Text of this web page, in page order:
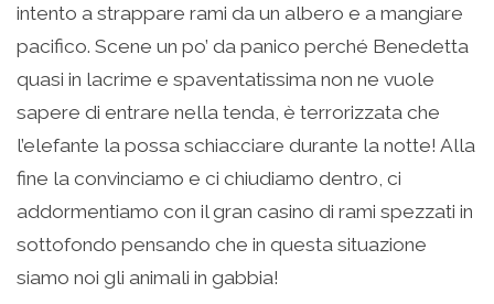
intento a strappare rami da un albero e a mangiare
pacifico. Scene un po’ da panico perché Benedetta
quasi in lacrime e spaventatissima non ne vuole
sapere di entrare nella tenda, è terrorizzata che
l’elefante la possa schiacciare durante la notte! Alla
fine la convinciamo e ci chiudiamo dentro, ci
addormentiamo con il gran casino di rami spezzati in
sottofondo pensando che in questa situazione
siamo noi gli animali in gabbia!